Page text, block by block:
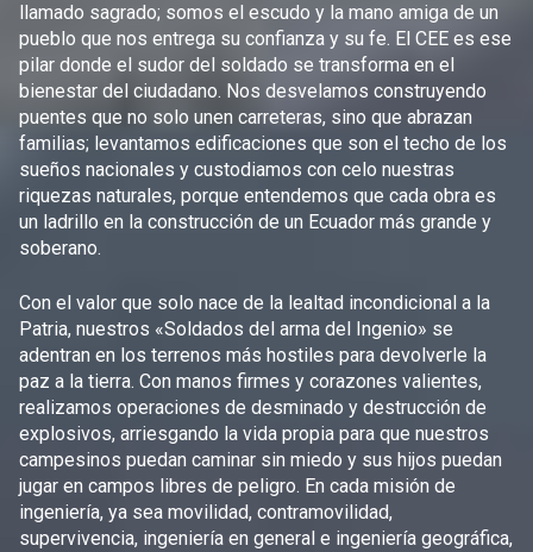
llamado sagrado; somos el escudo y la mano amiga de un
pueblo que nos entrega su confianza y su fe. El CEE es ese
pilar donde el sudor del soldado se transforma en el
bienestar del ciudadano. Nos desvelamos construyendo
puentes que no solo unen carreteras, sino que abrazan
familias; levantamos edificaciones que son el techo de los
sueños nacionales y custodiamos con celo nuestras
riquezas naturales, porque entendemos que cada obra es
un ladrillo en la construcción de un Ecuador más grande y
soberano.
Con el valor que solo nace de la lealtad incondicional a la
Patria, nuestros «Soldados del arma del Ingenio» se
adentran en los terrenos más hostiles para devolverle la
paz a la tierra. Con manos firmes y corazones valientes,
realizamos operaciones de desminado y destrucción de
explosivos, arriesgando la vida propia para que nuestros
campesinos puedan caminar sin miedo y sus hijos puedan
jugar en campos libres de peligro. En cada misión de
ingeniería, ya sea movilidad, contramovilidad,
supervivencia, ingeniería en general e ingeniería geográfica,